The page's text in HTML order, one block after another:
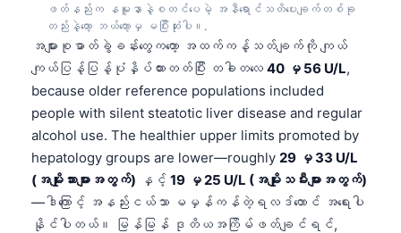
ဖတ်နည်းက နမူနာနဲ့စတင်ပေမဲ့ အနီရောင်သတိပေးချက်တစ်ခု
တည်းနဲ့တော့ ဘယ်တော့မှ မပြီးဆုံးပါ။.
အများစုဓာတ်ခွဲခန်းတွေကတော့ အထက်ကန့်သတ်ချက်ကို ကျယ်
ကျယ်ပြန့်ပြန့်ပုံနှိပ်ထားတတ်ပြီး တခါတလေ 40 မှ 56 U/L,
because older reference populations included
people with silent steatotic liver disease and regular
alcohol use. The healthier upper limits promoted by
hepatology groups are lower—roughly 29 မှ 33 U/L
(အမျိုးသားများအတွက်) နှင့် 19 မှ 25 U/L (အမျိုးသမီးများအတွက်)
—ဒါကြောင့် အနည်းငယ်သာ မမှန်ကန်တဲ့ရလဒ်တောင် အရေးပါ
နိုင်ပါတယ်။ မြန်မြန် ဒုတိယအကြိမ်ဖတ်ချင်ရင်,